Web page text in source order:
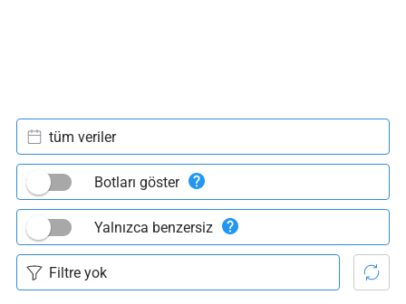
tüm veriler
Botları göster
Yalnızca benzersiz